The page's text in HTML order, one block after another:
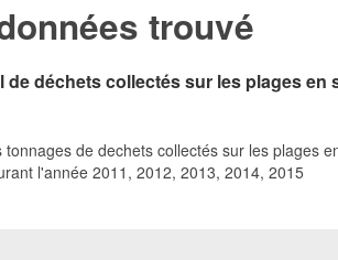
trouvé
de déchets collectés sur les plages en
tonnages de dechets collectés sur les plages
l'année 2011, 2012, 2013, 2014, 2015